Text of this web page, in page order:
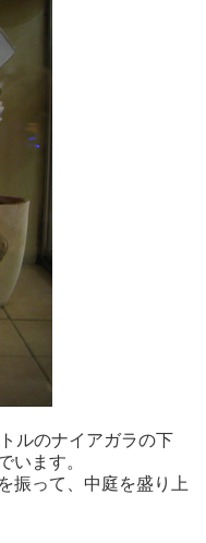
ルのナイアガラの下
います。
振って、中庭を盛り上